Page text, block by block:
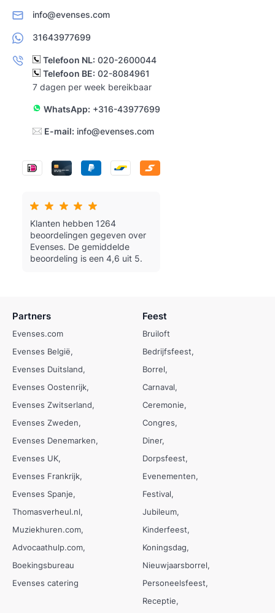
info@evenses.com
31643977699
Telefoon NL: 020-2600044
Telefoon BE: 02-8084961
7 dagen per week bereikbaar
WhatsApp: +316-43977699
E-mail: info@evenses.com
Klanten hebben 1264
beoordelingen gegeven over
Evenses. De gemiddelde
beoordeling is een 4,6 uit 5.
Partners
Evenses.com
Evenses België
Evenses Duitsland
Evenses Oostenrijk
Evenses Zwitserland
Evenses Zweden
Evenses Denemarken
Evenses UK
Evenses Frankrijk
Evenses Spanje
Thomasverheul.nl
Muziekhuren.com
Advocaathulp.com
Boekingsbureau
Evenses catering
Feest
Bruiloft
Bedrijfsfeest
Borrel
Carnaval
Ceremonie
Congres
Diner
Dorpsfeest
Evenementen
Festival
Jubileum
Kinderfeest
Koningsdag
Nieuwjaarsborrel
Personeelsfeest
Receptie